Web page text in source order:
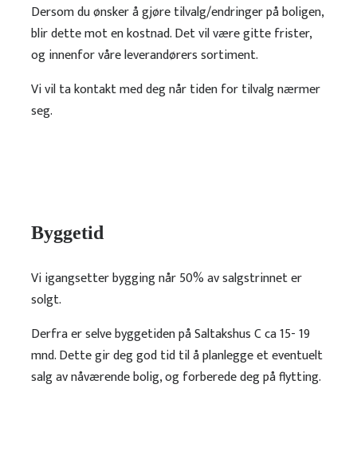
Dersom du ønsker å gjøre tilvalg/endringer på boligen,
blir dette mot en kostnad. Det vil være gitte frister,
og innenfor våre leverandørerssortiment.
Vi vil ta kontakt med deg når tiden for tilvalg nærmer
seg.
Byggetid
Vi igangsetter bygging når 50% av salgstrinnet er
solgt.
Derfra er selve byggetiden på Saltakshus C ca 15- 19
mnd. Dette gir deg god tid til å planlegge et eventuelt
salg av nåværende bolig, og forberede deg på flytting.